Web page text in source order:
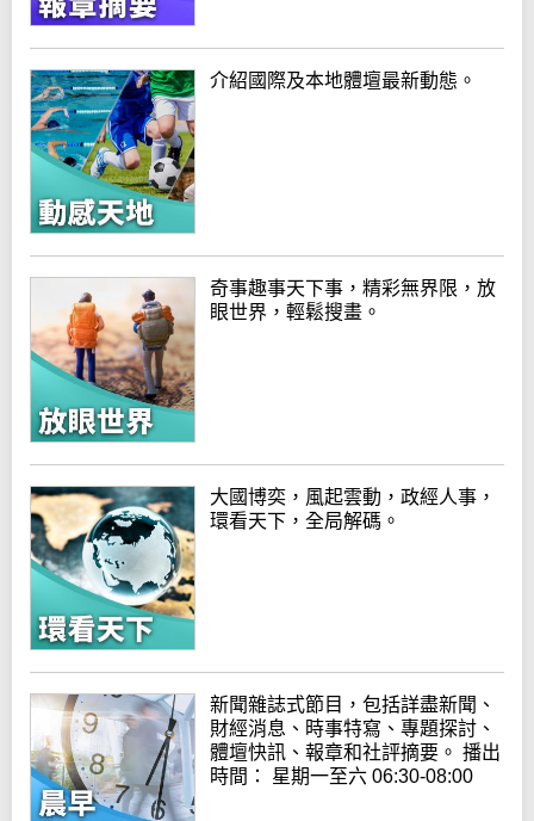
介紹國際及本地體壇最新動態。
奇事趣事天下事，精彩無界限，放
眼世界，輕鬆搜畫。
大國博奕，風起雲動，政經人事，
環看天下，全局解碼。
新聞雜誌式節目，包括詳盡新聞、
財經消息、時事特寫、專題探討、
體壇快訊、報章和社評摘要。 播出
時間： 星期一至六 06:30-08:00